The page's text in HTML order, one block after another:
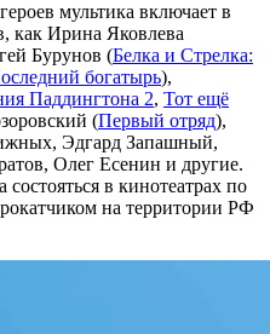
мультика включает в
как Ирина Яковлева
Бурунов (Белка и Стрелка:
богатырь),
Паддингтона 2, Тот ещё
(Первый отряд),
Эдгард Запашный,
Олег Есенин и другие.
в кинотеатрах по
на территории РФ